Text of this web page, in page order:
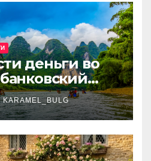
деньги во
BIDV,
и другие
KARAMEL_BULG